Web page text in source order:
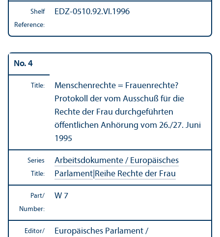
Shelf
Reference:
EDZ-0510.92.VI.1996
No. 4
Title:
Menschenrechte = Frauenrechte?
Protokoll der vom Ausschuß für die
Rechte der Frau durchgeführten
öffentlichen Anhörung vom 26./27. Juni
1995
Series
Title:
Arbeitsdokumente / Europäisches
Parlament Reihe Rechte der Frau
Part/
Number:
W 7
Editor/
Europäisches Parlament /